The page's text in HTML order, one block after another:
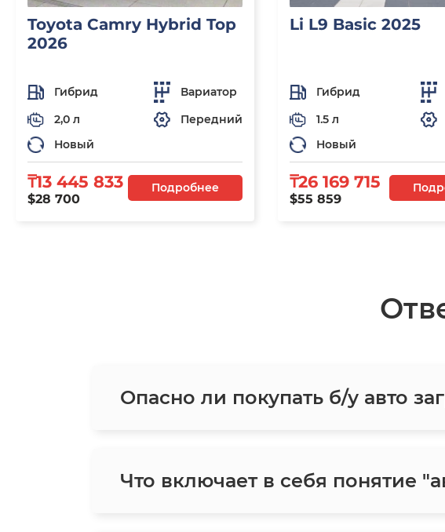
Toyota Camry Hybrid Top
2026
Гибрид
Вариатор
2,0 л
Передний
Новый
₸13 445 833
$28 700
Подробнее
Li L9 Basic 2025
Гибрид
1.5 л
Новый
₸26 169 715
$55 859
Опасно ли покупать б/у авто
Что включает в себя понятие